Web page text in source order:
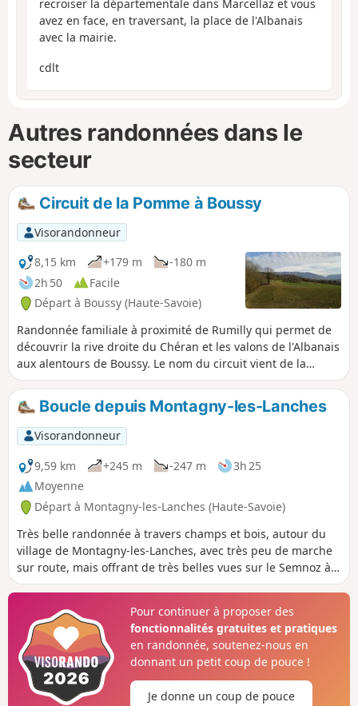
recroiser la départementale dans Marcellaz et vous
avez en face, en traversant, la place de l'Albanais
avec la mairie.
cdlt
Autres randonnées dans le
secteur
Circuit de la Pomme à Boussy
Visorandonneur
8,15 km
+179 m
-180 m
2h 50
Facile
Départ à Boussy (Haute-Savoie)
Randonnée familiale à proximité de Rumilly qui permet de
découvrir la rive droite du Chéran et les valons de l'Albanais
aux alentours de Boussy. Le nom du circuit vient de la
Croison de Boussy, une variété locale de petites pommes
qui aurait été introduite dans la région par des grognards
de Napoléon.
Boucle depuis Montagny-les-Lanches
Visorandonneur
9,59 km
+245 m -247 m
3h 25
Moyenne
Départ à Montagny-les-Lanches (Haute-Savoie)
Très belle randonnée à travers champs et bois, autour du
village de Montagny-les-Lanches, avec très peu de marche
sur route, mais offrant de très belles vues sur le Semnoz à
l'Est et les monts de l'Albanais à l'Est. Très agréable en
d'eau en été. Les traversées de hameaux montrent de
fermes joliment rénovées, bien fleuries et aménagées.
Pour continuer à proposer des
fonctionnalités gratuites et pratiques
en randonnée, soutenez-nous en
donnant un petit coup de pouce !
Je donne un coup de pouce